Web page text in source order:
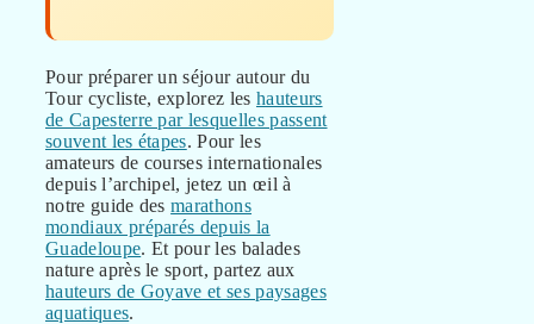
Pour préparer un séjour autour du
Tour cycliste, explorez les hauteurs
de Capesterre par lesquelles passent
souvent les étapes. Pour les
amateurs de courses internationales
depuis l’archipel, jetez un œil à
notre guide desmarathons
mondiaux préparés depuis la
Guadeloupe. Et pour les balades
nature après le sport, partez aux
hauteurs de Goyave et ses paysages
aquatiques.